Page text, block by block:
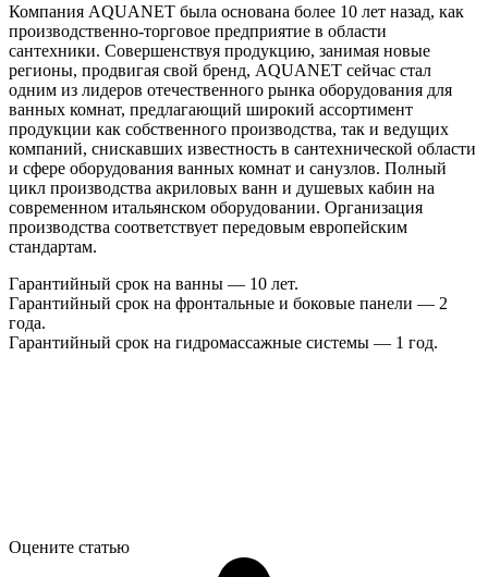
Компания AQUANET была основана более 10 лет назад, как
производственно-торговое предприятие в области
сантехники. Совершенствуя продукцию, занимая новые
регионы, продвигая свой бренд, AQUANET сейчас стал
одним из лидеров отечественного рынка оборудования для
ванных комнат, предлагающий широкий ассортимент
продукции как собственного производства, так и ведущих
компаний, снискавших известность в сантехнической области
и сфере оборудования ванных комнат и санузлов. Полный
цикл производства акриловых ванн и душевых кабин на
современном итальянском оборудовании. Организация
производства соответствует передовым европейским
стандартам.
Гарантийный срок на ванны — 10 лет.
Гарантийный срок на фронтальные и боковые панели — 2
года.
Гарантийный срок на гидромассажные системы — 1 год.
Оцените статью